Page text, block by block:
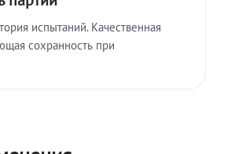
испытаний. Качественная
сохранность при